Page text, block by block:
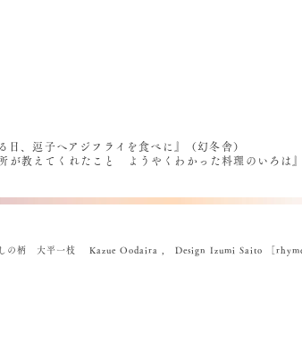
、逗子へアジフライを食べに』（幻冬舎）
が教えてくれたこと ようやくわかった料理のいろは』
の柄 大平一枝 Kazue Oodaira , Design Izumi Saito ［